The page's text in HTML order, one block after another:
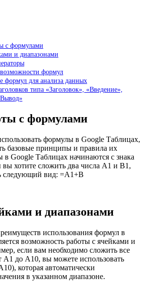
с формулами
и диапазонами
формул
формул для анализа данных
типа «Заголовок», «Введение»,
с формулами
формулы в Google Таблицах,
базовые принципы и правила их
Google Таблицах начинаются с знака
хотите сложить два числа A1 и B1,
следующий вид: =A1+B
и диапазонами
использования формул в
возможность работы с ячейками и
если вам необходимо сложить все
A1 до A10, вы можете использовать
которая автоматически
в указанном диапазоне.